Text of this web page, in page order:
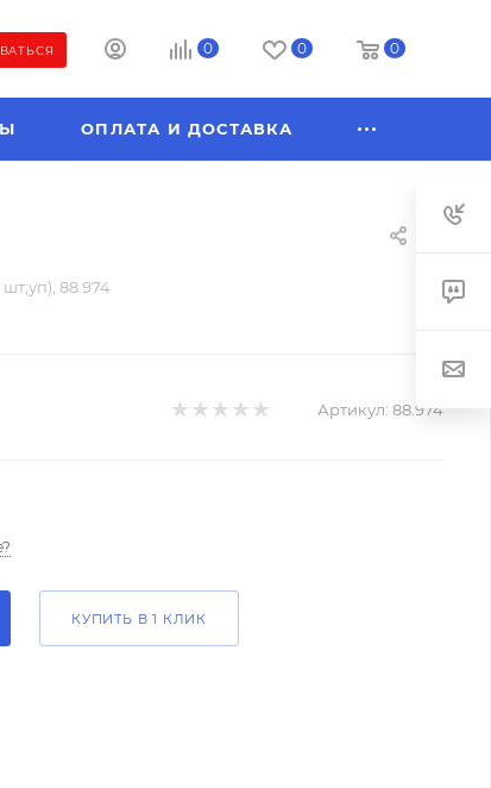
0 0 0
ОПЛАТА И ДОСТАВКА
88.974
Артикул: 88.974
КУПИТЬ В 1 КЛИК